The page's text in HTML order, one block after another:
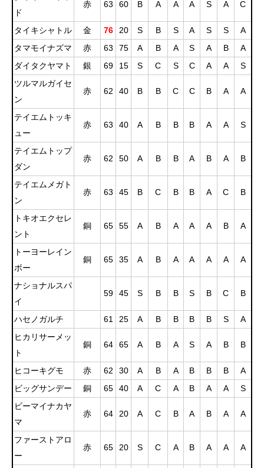
ド
赤 63 60 B A A A S A C
タイキシャトル 金 76 20 S B S A S S
A
タマモイナズマ
赤 63 75 A B A S A B
A
ダイタクヤマト
銀 69 15 S C S C A A
S
ツルマルガイセ
ン
赤 62 40 B B C C B A A
テイエムトッキ
ュー
赤 63 40 A B B B A A S
テイエムトップ
ダン
赤 62 50 A B B A B A B
テイエムメガト
ン
赤 63 45 B C B B A C B
トキオエクセレ
ント
銅 65 55 A B A A A B A
トーヨーレイン
ボー
銅 65 35 A B A A A A A
ナショナルスパ
イ
59 45 S B B S B C B
ハセノガルチ 61 25 A B B B B S
A
ヒカリサーメッ
ト
銅 64 65 A B A S A B B
ヒコーキグモ 赤 62 30 A B A B B B
A
ビッグサンデー
銅 65 40 A C A B A A
S
ビーマイナカヤ
マ
赤 64 20 A C B A B A A
ファーストアロ
ー
赤 65 20 S C A B A A A